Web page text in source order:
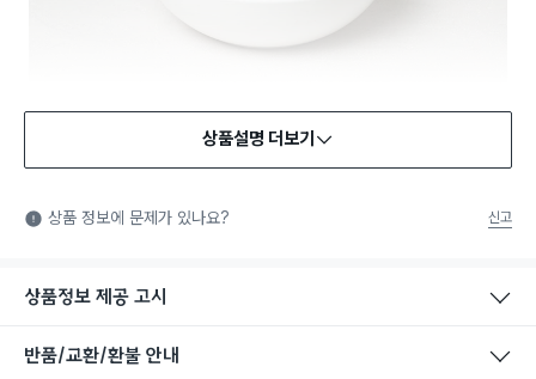
식품용 기구: 식품위생법에서 정한 규격에 따라 제조되어 식품 또
는 식품첨가물에 사용할 수 있는 식품용기구라는 표시입니다.
상품설명 더보기
상품 정보에 문제가 있나요? 신고
상품정보 제공 고시
반품/교환/환불 안내